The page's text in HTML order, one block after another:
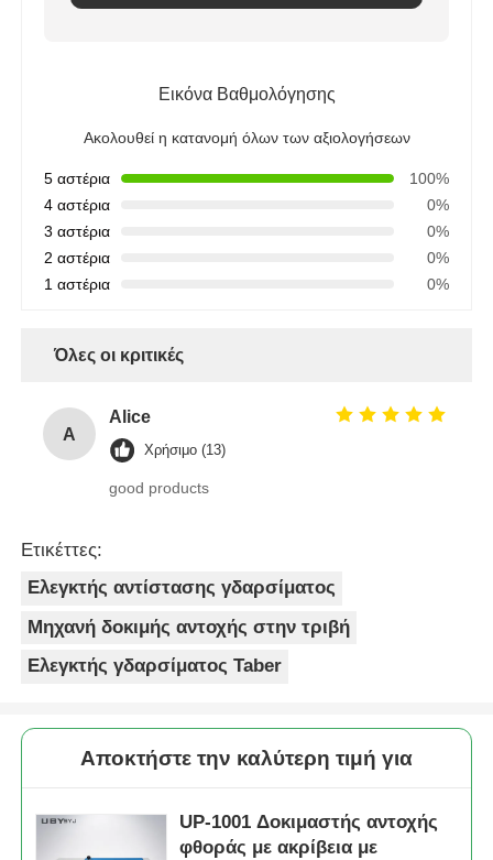
Εικόνα Βαθμολόγησης
Ακολουθεί η κατανομή όλων των αξιολογήσεων
5 αστέρια
100%
4 αστέρια
0%
3 αστέρια
0%
2 αστέρια
0%
1 αστέρια
0%
Όλες οι κριτικές
A
Alice
Χρήσιμο (13)
good products
Ετικέττες:
Ελεγκτής αντίστασης γδαρσίματος
Μηχανή δοκιμής αντοχής στην τριβή
Ελεγκτής γδαρσίματος Taber
Αποκτήστε την καλύτερη τιμή για
UP-1001 Δοκιμαστής αντοχής
φθοράς με ακρίβεια με